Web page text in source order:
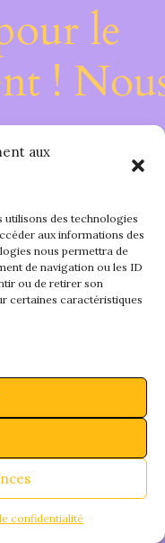
aux
utilisons des technologies
aux informations des
nous permettra de
de navigation ou les ID
ou de retirer son
certaines caractéristiques
confidentialité
le
!
sur
de
!